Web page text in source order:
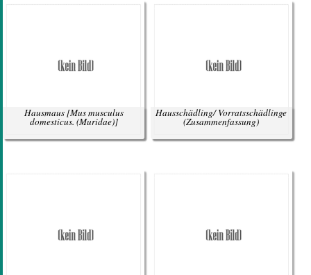
Hausmaus[Mus musculus
domesticus. (Muridae)]
Hausschädling/ Vorratsschädlinge
(Zusammenfassung)